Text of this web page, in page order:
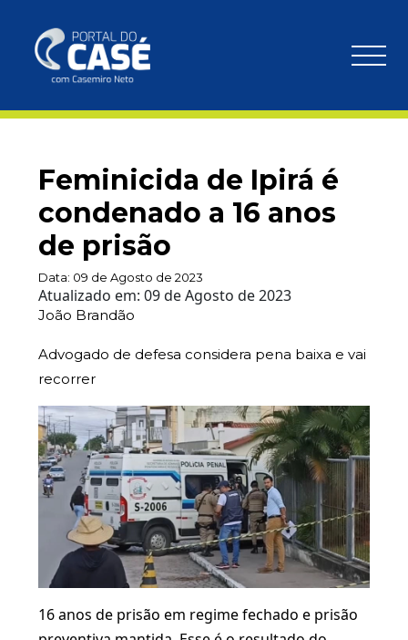
Feminicida de Ipirá é
condenado a 16 anos
de prisão
Data: 09 de Agosto de 2023
Atualizado em: 09 de Agosto de 2023
João Brandão
Advogado de defesa considera pena baixa e vai
recorrer
16 anos de prisão em regime fechado e prisão